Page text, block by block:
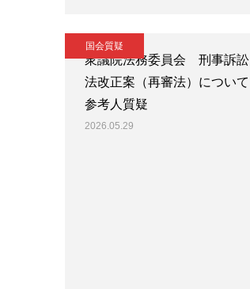
国会質疑
衆議院法務委員会 刑事訴訟
法改正案（再審法）について
参考人質疑
2026.05.29